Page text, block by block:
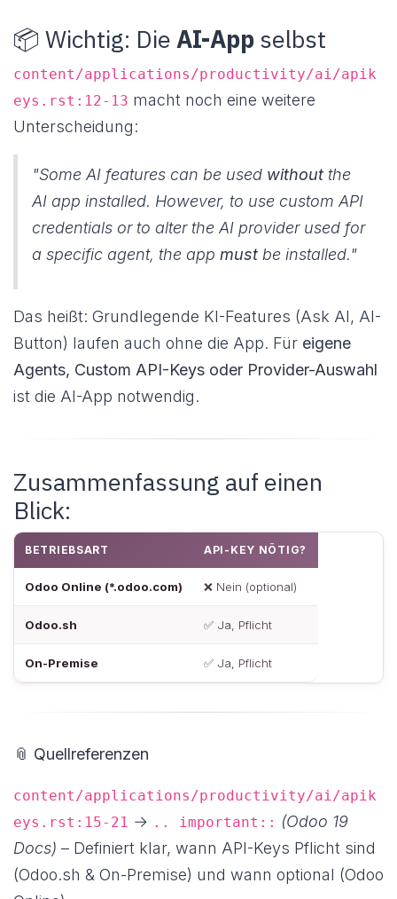
📦 Wichtig: Die AI-App selbst
content/applications/productivity/ai/apik
eys.rst:12-13 macht noch eine weitere
Unterscheidung:
"Some AI features can be used without the
AI app installed. However, to use custom API
credentials or to alter the AI provider used for
a specific agent, the app must be installed."
Das heißt: Grundlegende KI-Features (Ask AI, AI-
Button) laufen auch ohne die App. Für eigene
Agents, Custom API-Keys oder Provider-Auswahl
ist die AI-App notwendig.
Zusammenfassung auf einen
Blick:
BETRIEBSART API-KEY NÖTIG?
Odoo Online (*.odoo.com) ❌ Nein (optional)
Odoo.sh ✅ Ja, Pflicht
On-Premise ✅ Ja, Pflicht
📎 Quellreferenzen
content/applications/productivity/ai/apik
eys.rst:15-21 → .. important:: (Odoo 19
Docs) – Definiert klar, wann API-Keys Pflicht sind
(Odoo.sh & On-Premise) und wann optional (Odoo